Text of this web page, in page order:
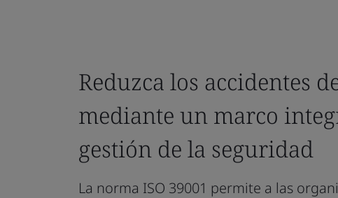
Reduzca los accidentes
mediante un marco
gestión de la seguridad
La norma ISO 39001 permite a las